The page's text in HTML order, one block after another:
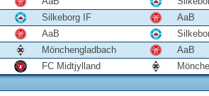
Silkeborg IF
AaB
AaB
Mönchengladbach
AaB
FC Midtjylland